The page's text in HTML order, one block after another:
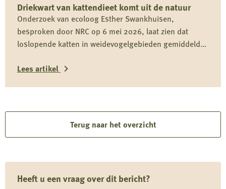
Heeft u een vraag over dit bericht?
rapport
over
vermeende
wolvenstroperij
Driekwart van kattendieet komt uit de natuur
Onderzoek van ecoloog Esther Swankhuisen,
besproken door NRC op 6 mei 2026, laat zien dat
loslopende katten in weidevogelgebieden gemiddeld
onderdeel zijn van het predatiedebat. Voor kwetsbare
Lees artikel
Driekwart
kattendieet
komt
Terug naar het overzicht